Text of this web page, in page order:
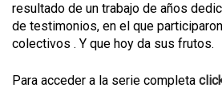
resultado de un trabajo de años
de testimonios, en el que
colectivos . Y que hoy da sus frutos.
Para acceder a la serie completa